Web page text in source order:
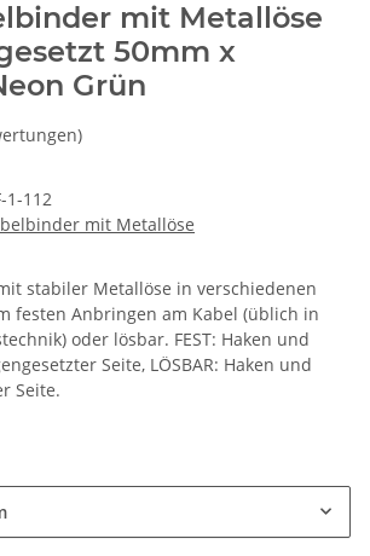
mit Metallöse
50mm x
Grün
1-112
mit Metallöse
stabiler Metallöse in verschiedenen
festen Anbringen am Kabel (üblich in
oder lösbar. FEST: Haken und
Seite, LÖSBAR: Haken und
Seite.